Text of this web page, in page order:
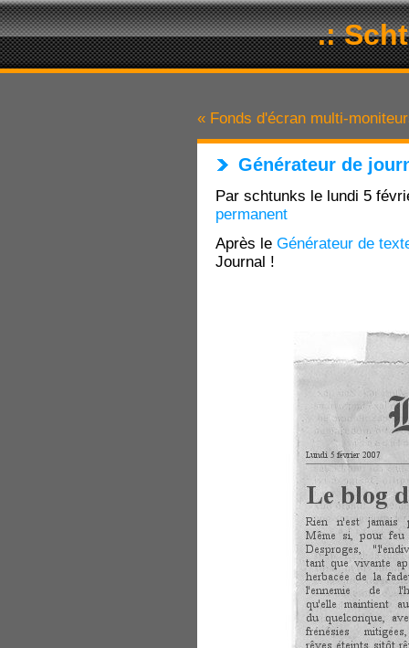
.:
« Fonds d'écran multi-
Générateur de
Par schtunks le lundi 5
permanent
Après le Générateur de
Journal !